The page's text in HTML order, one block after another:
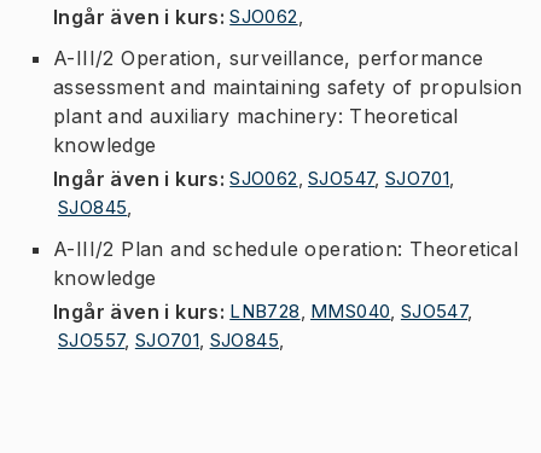
Ingår även i kurs: SJO062
A-III/2 Operation, surveillance, performance
assessment and maintaining safety of propulsion
plant and auxiliary machinery: Theoretical
knowledge
Ingår även i kurs: SJO062 SJO547, SJO701
SJO845
A-III/2 Plan and schedule operation: Theoretical
knowledge
Ingår även i kurs: LNB728 MMS040 SJO547,
SJO557, SJO701 SJO845